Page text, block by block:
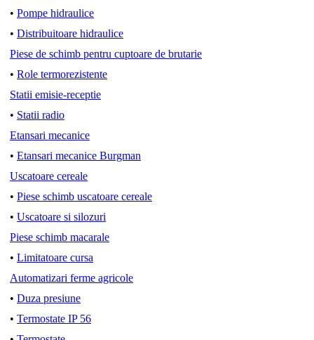
• Pompe hidraulice
• Distribuitoare hidraulice
Piese de schimb pentru cuptoare de brutarie
• Role termorezistente
Statii emisie-receptie
• Statii radio
Etansari mecanice
• Etansari mecanice Burgman
Uscatoare cereale
• Piese schimb uscatoare cereale
• Uscatoare si silozuri
Piese schimb macarale
• Limitatoare cursa
Automatizari ferme agricole
• Duza presiune
• Termostate IP 56